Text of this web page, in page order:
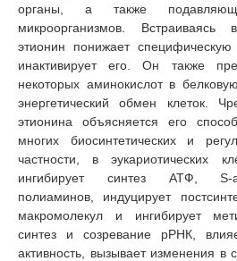
органы, а также
микроорганизмов. Встраиваясь
этионин понижает
инактивирует его. Он также
некоторых аминокислот в
энергетический обмен клеток.
этионина объясняется его
многих биосинтетических и
частности, в эукариотических
ингибирует синтез АТФ, S-
полиаминов, индуцирует
макромолекул и ингибирует
синтез и созревание рРНК,
активность, вызывает изменения в